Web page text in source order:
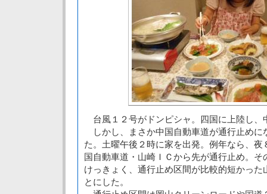
台風１２号がドンピシャ。四国に上陸し、
しかし、まさか中国自動車道が通行止めに
た。土曜午後２時に家を出発。例年なら、
国自動車道・山崎ＩＣから先が通行止め。
けっきょく、通行止め区間が比較的短かっ
とにした。